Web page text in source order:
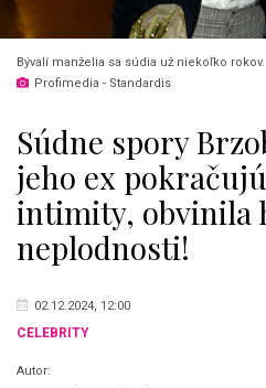
Bývalí manželia sa súdia už niekoľko rokov.
Profimedia - Standardis
Súdne spory
jeho ex
intimity, obvinila
neplodnosti!
02.12.2024, 12:00
CELEBRITY
Autor: